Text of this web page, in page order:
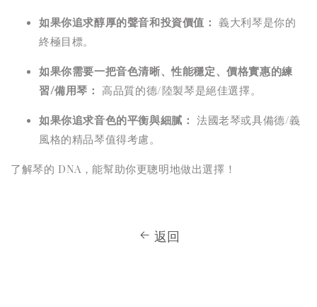
如果你追求醇厚的聲音和投資價值： 義大利琴是你的
終極目標。
如果你需要一把音色清晰、性能穩定、價格實惠的練
習/備用琴： 高品質的德/陸製琴是絕佳選擇。
如果你追求音色的平衡與細膩： 法國老琴或具備德/義
風格的精品琴值得考慮。
了解琴的 DNA，能幫助你更聰明地做出選擇！
返回